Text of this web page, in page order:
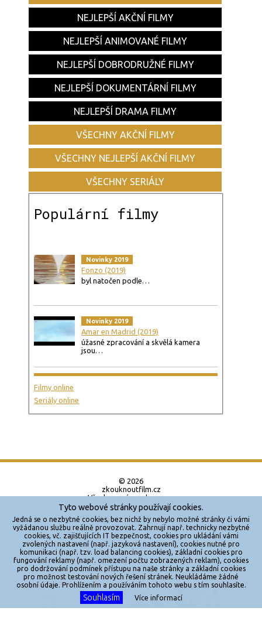
X
NEJLEPŠÍ AKČNÍ FILMY
NEJLEPŠÍ ANIMOVANÉ FILMY
NEJLEPŠÍ DOBRODRUŽNÉ FILMY
NEJLEPŠÍ DOKUMENTÁRNÍ FILMY
NEJLEPŠÍ DRAMA FILMY
VŠECHNY AKČNÍ FILMY
VŠECHNY NEJLEPŠÍ AKČNÍ FILMY
VŠECHNY SERIÁLY
Populární filmy
Novinky 2019
Fonzo (2019)
byl natočen podle…
Novinky 2019
Amar en Madrid (2019)
úžasné zpracování a skvělá kamera
jsou…
Filmy online
Seriály online
© 2026
zkouknoutfilm.cz
Všechna práva vyhrazena.
Powered by
Reklama
Sítě
Redakce
Jakékoliv užití obsahu je bez souhlasu provozovatele zakázáno.
Tyto webové stránky používají cookies.
Jedná se o nezbytné cookies, bez nichž by nebylo možné stránky či vámi
vyžádanou službu reálně provozovat. Zahrnují např. technicky nezbytné
cookies, vč. zajišťujících IT bezpečnost, cookies pro ukládání vámi
zvolených nastavení (např. jazyková nastavení), cookies nutné pro
komunikaci (např. tzv. load balancing cookies), základní cookies pro
fungování reklamy (např. omezení počtu zobrazených reklam), cookies
pro dodržování podmínek přístupu na naše stránky a základní cookies
pro možnost testování nových řešení stránek. Neukládáme žádné
osobní údaje. Prohlížením a používáním tohoto webu s tím souhlasíte.
Souhlasím Více informací